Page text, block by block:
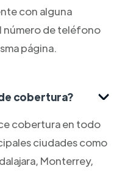
con alguna
número de teléfono
página.
cobertura?
cobertura en todo
ciudades como
Monterrey,